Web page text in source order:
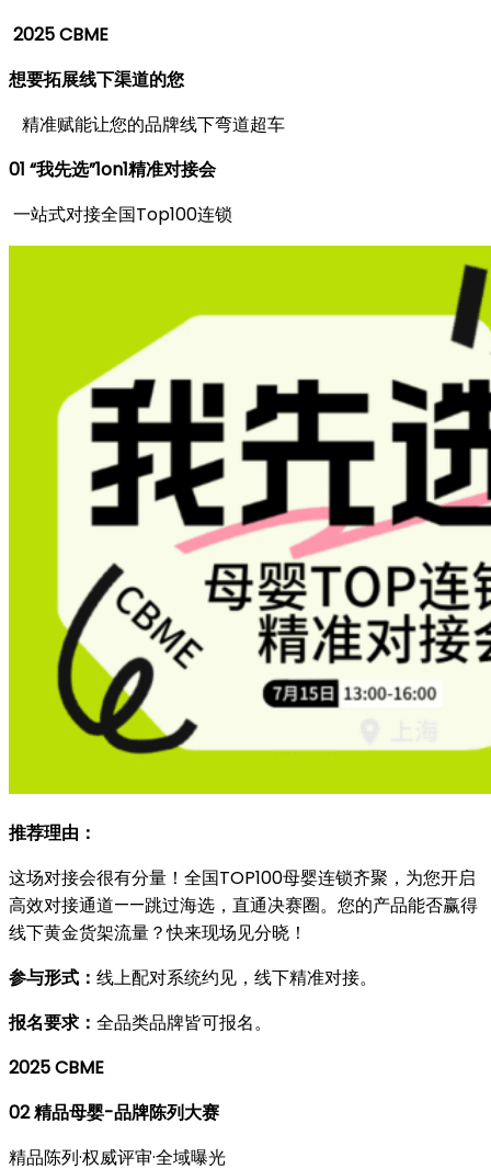
2025 CBME
想要拓展线下渠道的您
精准赋能让您的品牌线下弯道超车
01 “我先选”1on1精准对接会
一站式对接全国Top100连锁
推荐理由：
这场对接会很有分量！全国TOP100母婴连锁齐聚，为您开启
高效对接通道——跳过海选，直通决赛圈。您的产品能否赢得
线下黄金货架流量？快来现场见分晓！
参与形式： 线上配对系统约见，线下精准对接。
报名要求： 全品类品牌皆可报名。
2025 CBME
02精品母婴-品牌陈列大赛
精品陈列·权威评审·全域曝光